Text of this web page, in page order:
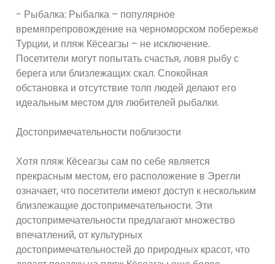
- Рыбалка: Рыбалка – популярное
времяпрепровождение на черноморском побережье
Турции, и пляж Кёсеагзы – не исключение.
Посетители могут попытать счастья, ловя рыбу с
берега или близлежащих скал. Спокойная
обстановка и отсутствие толп людей делают его
идеальным местом для любителей рыбалки.
Достопримечательности поблизости
Хотя пляж Кёсеагзы сам по себе является
прекрасным местом, его расположение в Эрегли
означает, что посетители имеют доступ к нескольким
близлежащие достопримечательности. Эти
достопримечательности предлагают множество
впечатлений, от культурных
достопримечательностей до природных красот, что